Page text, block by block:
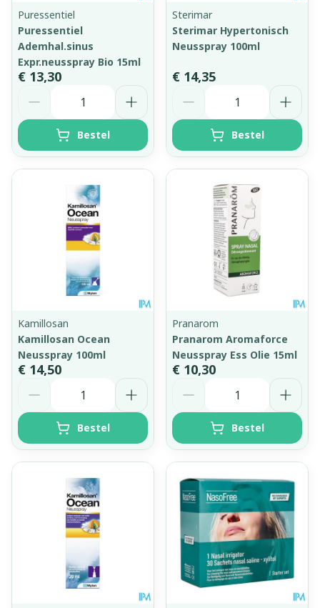
Puressentiel
Puressentiel
Ademhal.sinus
Expr.neusspray Bio 15ml
€ 13,30
Bestel
Sterimar
Sterimar Hypertonisch
Neusspray 100ml
€ 14,35
Bestel
Kamillosan
Kamillosan Ocean
Neusspray 100ml
€ 14,50
Bestel
Pranarom
Pranarom Aromaforce
Neusspray Ess Olie 15ml
€ 10,30
Bestel